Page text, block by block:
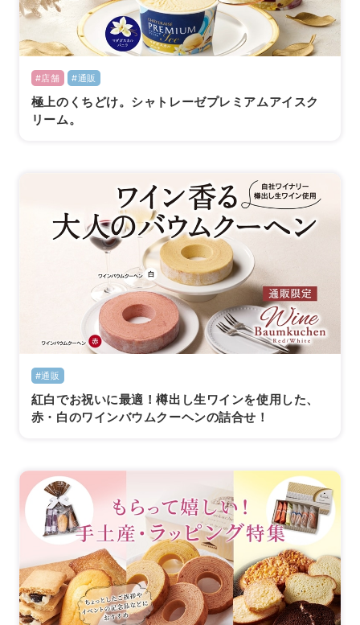
#店舗 #通販
極上のくちどけ。シャトレーゼプレミアムアイスク
リーム。
#通販
紅白でお祝いに最適！樽出し生ワインを使用した、
赤・白のワインバウムクーヘンの詰合せ！